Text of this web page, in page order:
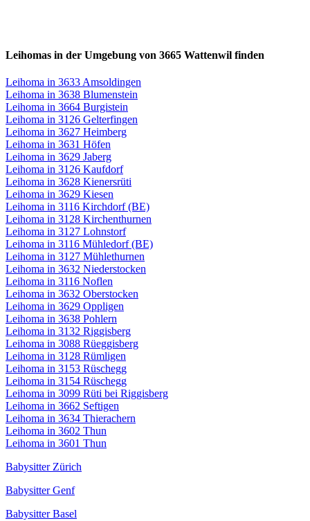
Leihomas in der Umgebung von 3665 Wattenwil finden
Leihoma in 3633 Amsoldingen
Leihoma in 3638 Blumenstein
Leihoma in 3664 Burgistein
Leihoma in 3126 Gelterfingen
Leihoma in 3627 Heimberg
Leihoma in 3631 Höfen
Leihoma in 3629 Jaberg
Leihoma in 3126 Kaufdorf
Leihoma in 3628 Kienersrüti
Leihoma in 3629 Kiesen
Leihoma in 3116 Kirchdorf (BE)
Leihoma in 3128 Kirchenthurnen
Leihoma in 3127 Lohnstorf
Leihoma in 3116 Mühledorf (BE)
Leihoma in 3127 Mühlethurnen
Leihoma in 3632 Niederstocken
Leihoma in 3116 Noflen
Leihoma in 3632 Oberstocken
Leihoma in 3629 Oppligen
Leihoma in 3638 Pohlern
Leihoma in 3132 Riggisberg
Leihoma in 3088 Rüeggisberg
Leihoma in 3128 Rümligen
Leihoma in 3153 Rüschegg
Leihoma in 3154 Rüschegg
Leihoma in 3099 Rüti bei Riggisberg
Leihoma in 3662 Seftigen
Leihoma in 3634 Thierachern
Leihoma in 3602 Thun
Leihoma in 3601 Thun
Babysitter Zürich
Babysitter Genf
Babysitter Basel